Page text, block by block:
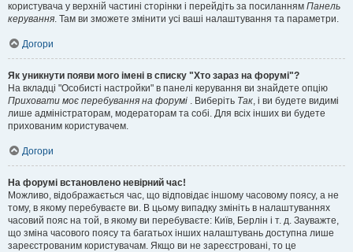
користувача у верхній частині сторінки і перейдіть за посиланням Панель
керування. Там ви зможете змінити усі ваші налаштування та параметри.
Догори
Як уникнути появи мого імені в списку "Хто зараз на форумі"?
На вкладці "Особисті настройки" в панелі керування ви знайдете опцію
Приховати моє перебування на форумі . Виберіть Так, і ви будете видимі
лише адміністраторам, модераторам та собі. Для всіх інших ви будете
прихованим користувачем.
Догори
На форумі встановлено невірний час!
Можливо, відображається час, що відповідає іншому часовому поясу, а не
тому, в якому перебуваєте ви. В цьому випадку змініть в налаштуваннях
часовий пояс на той, в якому ви перебуваєте: Київ, Берлін і т. д. Зауважте,
що зміна часового поясу та багатьох інших налаштувань доступна лише
зареєстрованим користувачам. Якщо ви не зареєстровані, то це